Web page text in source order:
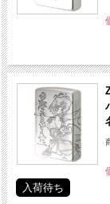
入荷待ち